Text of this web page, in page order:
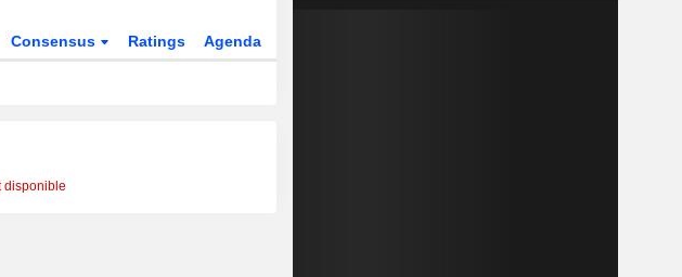
Consensus Ratings Agenda
disponible